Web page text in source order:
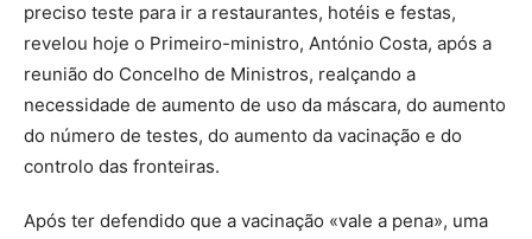
preciso teste para ir a restaurantes, hotéis e festas,
revelou hoje o Primeiro-ministro, António Costa, após a
reunião do Concelho de Ministros, realçando a
necessidade de aumento de uso da máscara, do aumento
do número de testes, do aumento da vacinação e do
controlo das fronteiras.
Após ter defendido que a vacinação «vale a pena», uma